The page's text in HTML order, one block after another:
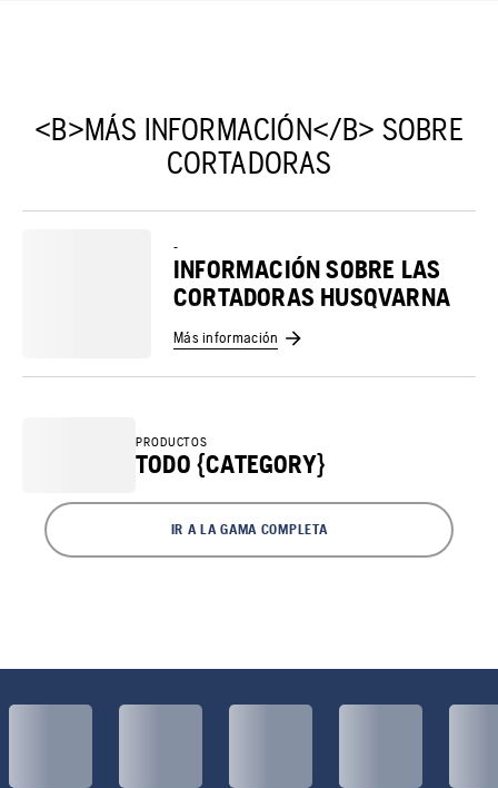
<B>MÁS INFORMACIÓN</B> SOBRE
CORTADORAS
-
INFORMACIÓN SOBRE LAS
CORTADORAS HUSQVARNA
Más información
PRODUCTOS
TODO {CATEGORY}
IR A LA GAMA COMPLETA